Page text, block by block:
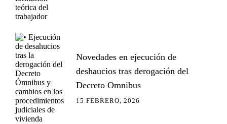
Novedades en ejecución de
deshaucios tras derogación del
Decreto Omnibus
15 FEBRERO, 2026